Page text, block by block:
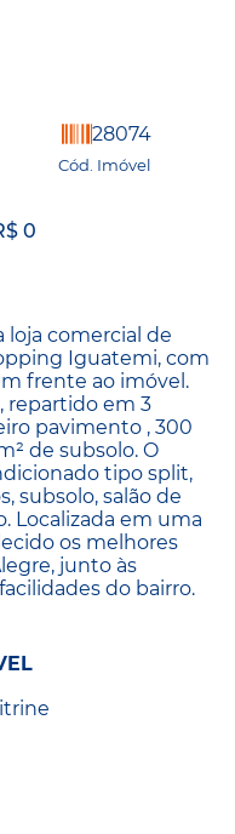
28074
Cód. Imóvel
0
loja comercial de
Iguatemi, com
frente ao imóvel.
repartido em 3
pavimento , 300
de subsolo. O
tipo split,
subsolo, salão de
Localizada em uma
os melhores
junto às
do bairro.